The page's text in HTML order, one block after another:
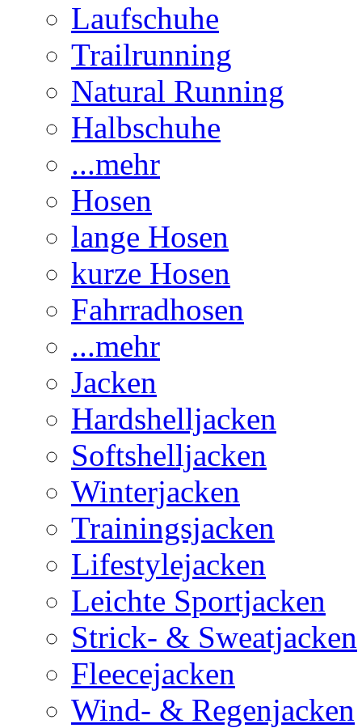
Laufschuhe
Trailrunning
Natural Running
Halbschuhe
...mehr
Hosen
lange Hosen
kurze Hosen
Fahrradhosen
...mehr
Jacken
Hardshelljacken
Softshelljacken
Winterjacken
Trainingsjacken
Lifestylejacken
Leichte Sportjacken
Strick- & Sweatjacken
Fleecejacken
Wind- & Regenjacken